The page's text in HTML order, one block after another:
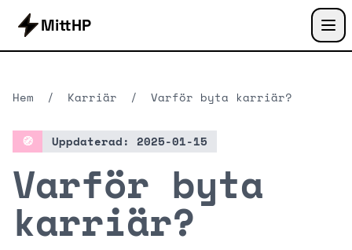
MittHP
Hem / Karriär / Varför byta karriär?
🧭 Uppdaterad: 2025-01-15
Varför byta
karriär?